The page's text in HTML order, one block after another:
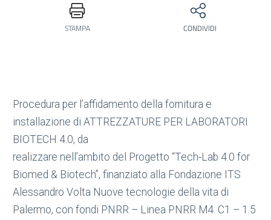
STAMPA CONDIVIDI
Procedura per l’affidamento della fornitura e
installazione di ATTREZZATURE PER LABORATORI
BIOTECH 4.0, da
realizzare nell’ambito del Progetto “Tech-Lab 4.0 for
Biomed & Biotech”, finanziato alla Fondazione ITS
Alessandro Volta Nuove tecnologie della vita di
Palermo, con fondi PNRR – Linea PNRR M4. C1 – 1.5